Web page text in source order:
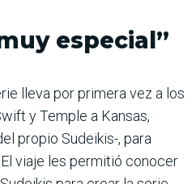
especial”
lleva por primera vez a los
y Temple a Kansas,
propio Sudeikis-, para
viaje les permitió conocer